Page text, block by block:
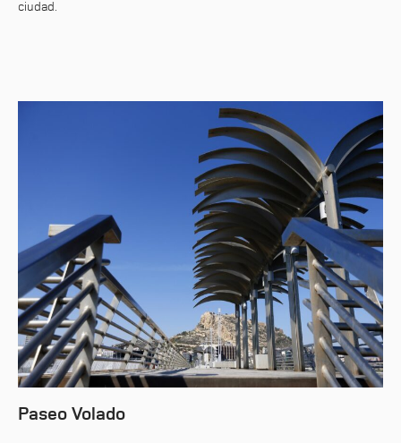
ciudad.
Paseo Volado